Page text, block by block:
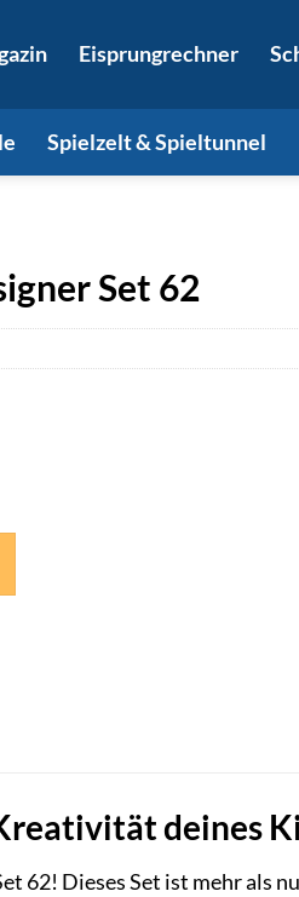
Eisprungrechner
Spielzelt & Spieltunnel
Set 62
deines
62! Dieses Set ist mehr als